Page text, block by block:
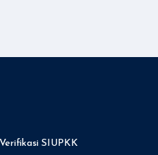
SIUPKK